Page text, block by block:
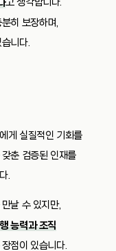
히 보장하며,
니다.
게 실질적인 기회를
춘 검증된 인재를
.
날 수 있지만,
능력과 조직
점이 있습니다.